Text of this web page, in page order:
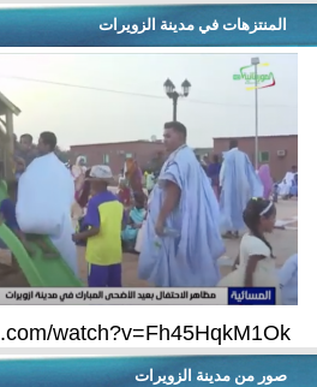
المنتزهات في مدينة الزويرات
watch?v=Fh45HqkM1Ok
صور من مدينة الزويرات